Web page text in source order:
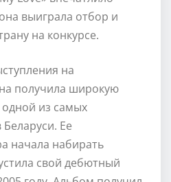
выиграла отбор и
на конкурсе.
на
получила широкую
одной из самых
Ее
начала набирать
свой дебютный